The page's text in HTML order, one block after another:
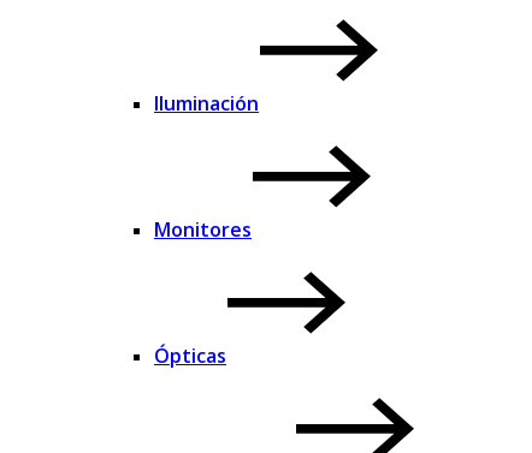
Iluminación
Monitores
Ópticas